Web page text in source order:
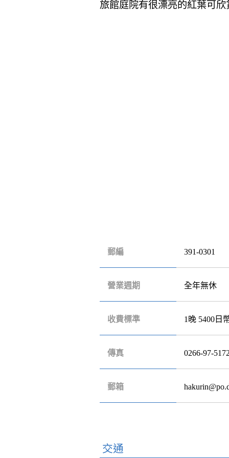
旅館庭院有很漂亮的紅葉可欣
郵編 391-0301
營業週期 全年無休
收費標準 1晚 5400日
傳真 0266-97-
郵箱
交通